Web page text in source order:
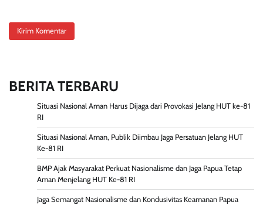
BERITA TERBARU
Situasi Nasional Aman Harus Dijaga dari Provokasi Jelang HUT ke-81
RI
Situasi Nasional Aman, Publik Diimbau Jaga Persatuan Jelang HUT
Ke-81 RI
BMP Ajak Masyarakat Perkuat Nasionalisme dan Jaga Papua Tetap
Aman Menjelang HUT Ke-81 RI
Jaga Semangat Nasionalisme dan Kondusivitas Keamanan Papua